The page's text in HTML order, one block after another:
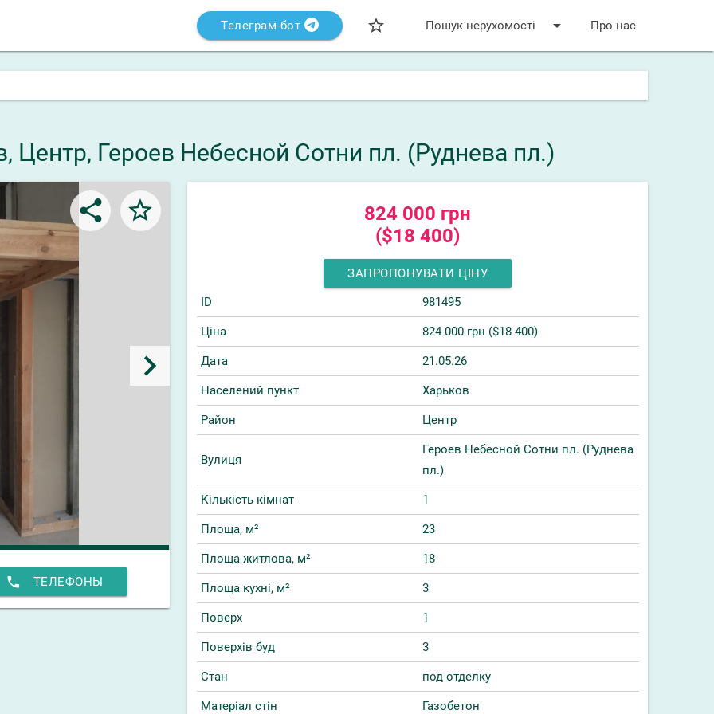
Телеграм-бот star_bordered arrow_drop_down
Пошук нерухомості Про нас
Центр, Героев Небесной Сотни пл. (Руднева пл.)
share star_border
keyboard_arrow_right
phone ТЕЛЕФОНЫ
824 000 грн
($18 400)
ЗАПРОПОНУВАТИ ЦІНУ
ID
981495
Ціна 824 000 грн ($18 400)
Дата 21.05.26
Населений пункт Харьков
Район Центр
Вулиця
Героев Небесной Сотни пл. (Руднева
пл.)
Кількість кімнат 1
Площа, м² 23
Площа житлова, м² 18
Площа кухні, м² 3
Поверх 1
Поверхів буд 3
Стан под отделку
Матеріал стін Газобетон